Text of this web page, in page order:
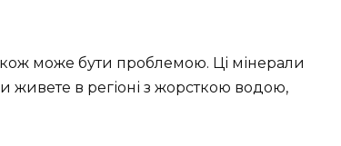
може бути проблемою. Ці мінерали
живете в регіоні з жорсткою водою,